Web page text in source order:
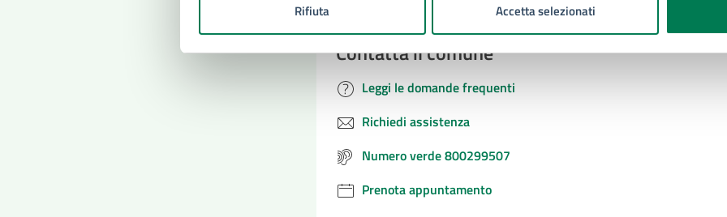
Rifiuta Accetta selezionati
Contatta il comune
Leggi le domande frequenti
Richiedi assistenza
Numero verde 800299507
Prenota appuntamento